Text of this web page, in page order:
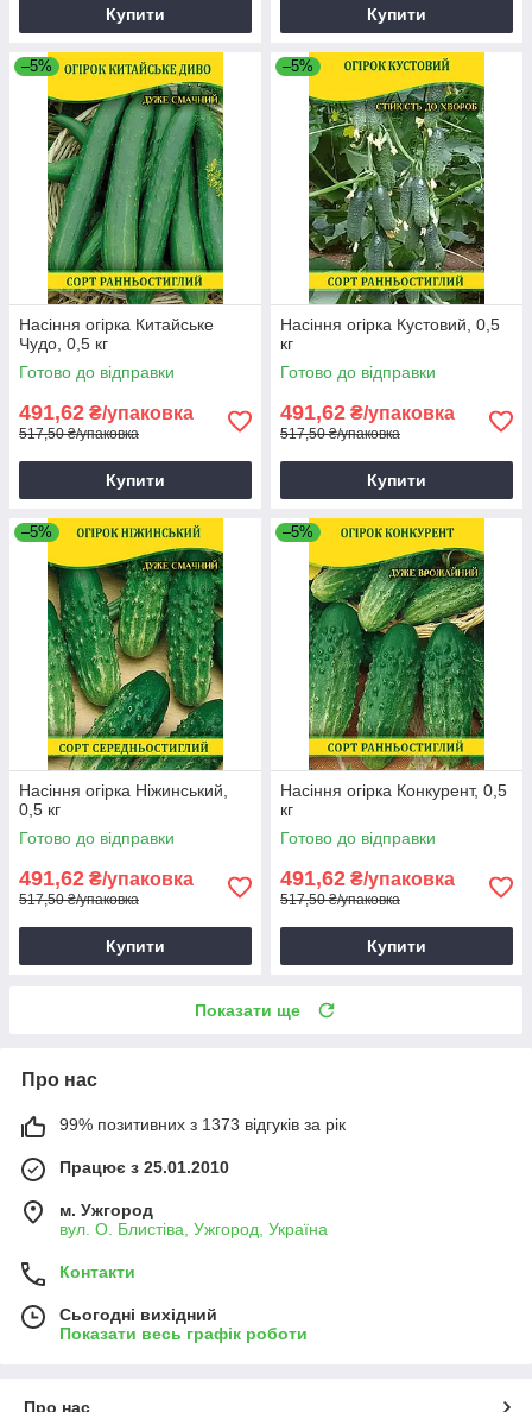
Купити Купити
–5%
Насіння огірка Китайське
Чудо, 0,5 кг
Готово до відправки
491,62 ₴/упаковка
517,50 ₴/упаковка
Купити
–5%
Насіння огірка Кустовий, 0,5
кг
Готово до відправки
491,62 ₴/упаковка
517,50 ₴/упаковка
Купити
–5%
Насіння огірка Ніжинський,
0,5 кг
Готово до відправки
491,62 ₴/упаковка
517,50 ₴/упаковка
Купити
–5%
Насіння огірка Конкурент, 0,5
кг
Готово до відправки
491,62 ₴/упаковка
517,50 ₴/упаковка
Купити
Показати ще
Про нас
99% позитивних з 1373 відгуків за рік
Працює з 25.01.2010
м. Ужгород
вул. О. Блистіва, Ужгород, Україна
Контакти
Сьогодні вихідний
Показати весь графік роботи
Про нас